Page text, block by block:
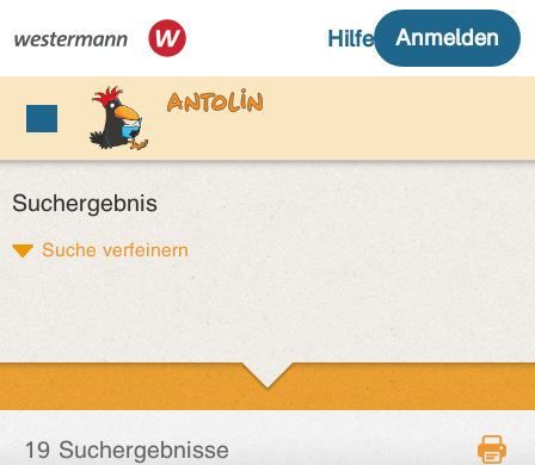
Suchergebnis
Suche verfeinern
19 Suchergebnisse